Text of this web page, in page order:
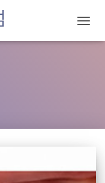
토